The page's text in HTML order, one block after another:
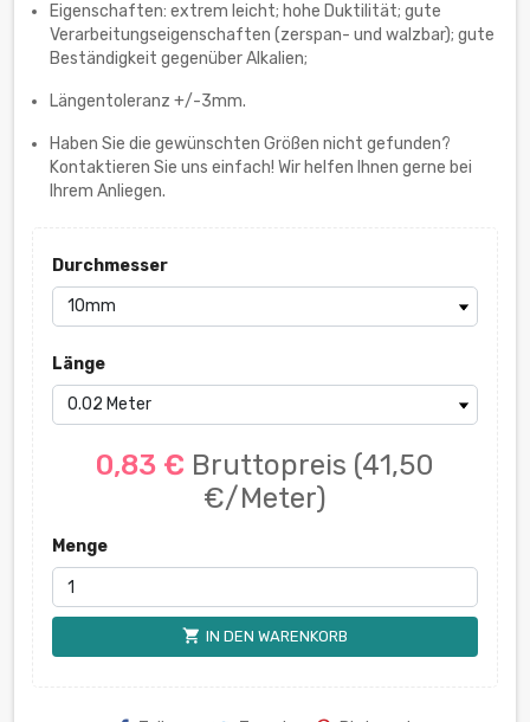
Eigenschaften: extrem leicht; hohe Duktilität; gute
Verarbeitungseigenschaften (zerspan- und walzbar); gute
Beständigkeit gegenüber Alkalien;
Längentoleranz +/-3mm.
Haben Sie die gewünschten Größen nicht gefunden?
Kontaktieren Sie uns einfach! Wir helfen Ihnen gerne bei
Ihrem Anliegen.
Durchmesser
Länge
0,83 € Bruttopreis (41,50
€/Meter)
Menge
shopping_cart IN DEN WARENKORB